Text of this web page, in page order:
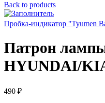
Back to products
Пробка-индикатор "Tyumen
Патрон
HYUNDAI/
490 ₽